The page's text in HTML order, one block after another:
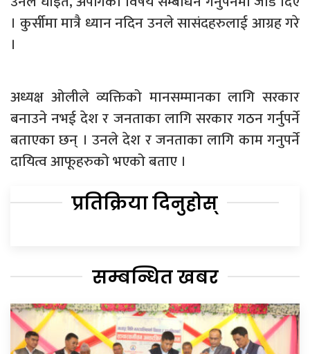
। कुर्सीमा मात्रै ध्यान नदिन उनले सासंदहरुलाई आग्रह गरे
।
अध्यक्ष ओलीले व्यक्तिको मानसम्मानका लागि सरकार
बनाउने नभई देश र जनताका लागि सरकार गठन गर्नुपर्ने
बताएका छन् । उनले देश र जनताका लागि काम गनुपर्ने
दायित्व आफूहरुको भएको बताए ।
प्रतिक्रिया दिनुहोस्
सम्बन्धित खबर